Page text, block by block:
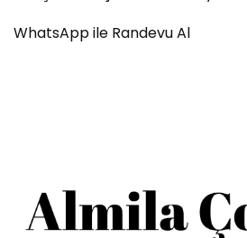
WhatsApp ile Randevu Al